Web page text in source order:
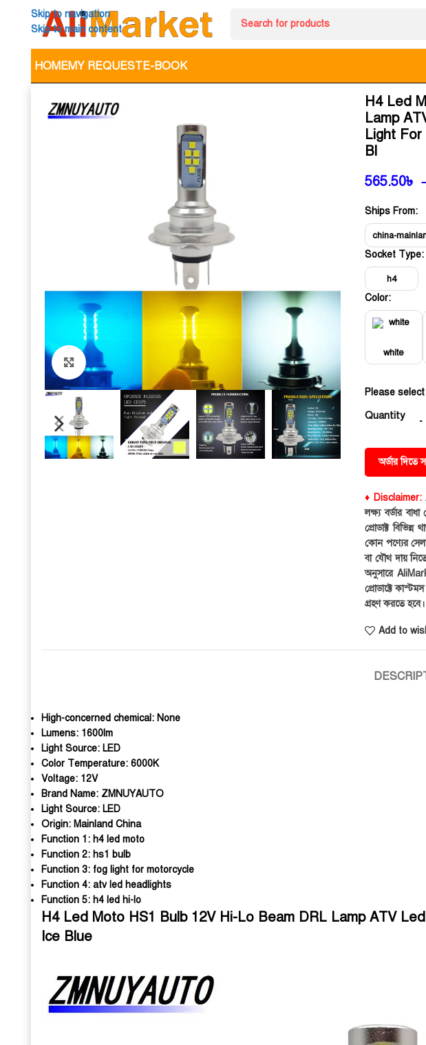
Skip to navigation
Skip to main content
HOMEMY REQUESTE-BOOK
Click to enlarge
H4 Led
Lamp
Light
Bl
565.50৳
Ships From:
china-
Socket Type:
h4
Color:
white
Please
Quantity
অর্ডার দিতে
♦ Disclaimer:
লক্ষ্য বর্ডার
প্রোডাক্ট
কোন পণ্যের
বা যৌথ দায়
অনুসারে
প্রোডাক্টে
গ্রহণ করতে হবে।
Add to
High-concerned chemical: None
Lumens: 1600lm
Light Source: LED
Color Temperature: 6000K
Voltage: 12V
Brand Name: ZMNUYAUTO
Light Source: LED
Origin: Mainland China
Function 1: h4 led moto
Function 2: hs1 bulb
Function 3: fog light for motorcycle
Function 4: atv led headlights
Function 5: h4 led hi-lo
H4 Led Moto HS1 Bulb 12V Hi-Lo Beam DRL Lamp ATV
Ice Blue